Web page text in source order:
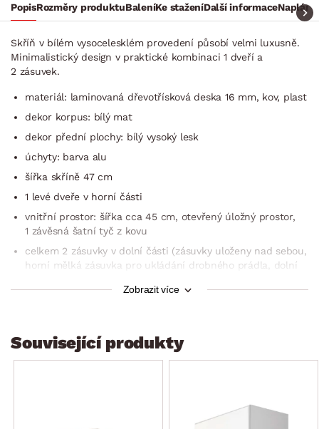
PopisRozměry produktuBaleníKe staženíDalší informace
Skříň v bílém vysocelesklém provedení působí velmi luxusně.
Minimalistický design v praktické kombinaci 1 dveří a
2 zásuvek.
materiál: laminovaná dřevotřísková deska 16 mm, kov, plast
dekor korpus: bílý mat
dekor přední plochy: bílý vysoký lesk
úchyty: barva alu
šířka skříně 47 cm
1 levé dveře v horní části
vnitřní prostor: šířka cca 45 cm, otevřený úložný prostor,
1 závěsná šatní tyč z kovu
celkem 2 zásuvky v dolní části (zásuvky uloženy nad sebou,
horní mělká zásuvka pro ukládání drobného prádla, dolní
perokresba vnitřního prostoru skříně viz fotogalerie
vnitřní prostor skříně v dekoru Texline (optika textilního
krásný minimalistický design, který se ideálně hodí do
moderní ložnice, chodby nebo šatny
Zobrazit více
Související produkty